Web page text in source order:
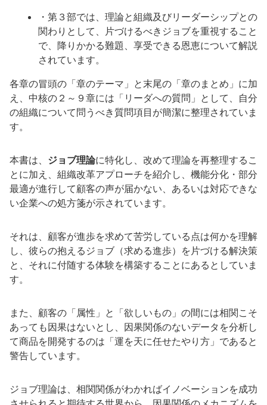
・第３部では、理論と組織及びリーダーシップとの
関わりとして、片づけるべきジョブを重視すること
で、降りかかる難題、享受できる恩恵について解説
されています。
各章の冒頭の「章のテーマ」と末尾の「章のまとめ」に加
え、中核の２～９章には「リーダへの質問」として、自分
の組織について問うべき質問項目が簡潔に整理されていま
す。
本書は、 ジョブ理論に特化し、改めて理論を再整理するこ
とに加え、組織改革アプローチを紹介し、機能分化・部分
最適が進行して顧客の声が届かない、あるいは対応できな
い企業への処方箋が示されています。
それは、顧客が進歩を求めて苦労している点は何かを理解
し、彼らの抱えるジョブ（求める進歩）を片づける解決策
と、それに付随する体験を構築することにあるとしていま
す。
また、顧客の「属性」と「欲しいもの」の間には相関こそ
あっても因果はないとし、因果関係のないデータを分析し
て商品を開発するのは「運を天に任せたやり方」であると
警告しています。
ジョブ理論は、相関関係がわかればイノベーションを成功